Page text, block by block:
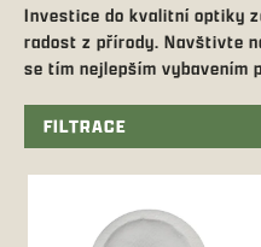
Investice do kvalitní optiky
radost z přírody. Navštivte
se tím nejlepším vybavením
FILTRACE